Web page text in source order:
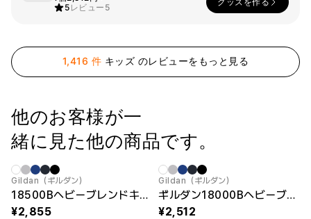
5 レビュー 5
1,416 件 キッズ のレビューをもっと見る
他のお客様が一
緒に見た他の商品です。
Gildan（ギルダン）
18500Bヘビーブレンドキッズプルパーカー(USAフィット)
2,855
Gildan（ギルダン）
ギルダン18000BヘビーブレンドキッズマンツーマンTシャツ(USAフィット)
2,512